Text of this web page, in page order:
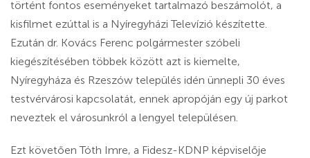
történt fontos eseményeket tartalmazó beszámolót, a
kisfilmet ezúttal is a Nyíregyházi Televízió készítette.
Ezután dr. Kovács Ferenc polgármester szóbeli
kiegészítésében többek között azt is kiemelte,
Nyíregyháza és Rzeszów település idén ünnepli 30 éves
testvérvárosi kapcsolatát, ennek apropóján egy új parkot
neveztek el városunkról a lengyel településen.
Ezt követően Tóth Imre, a Fidesz-KDNP képviselője